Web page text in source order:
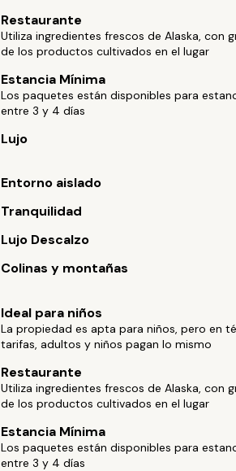
Restaurante
Utiliza ingredientes frescos de Alaska, con
de los productos cultivados en el lugar
Estancia Mínima
Los paquetes están disponibles para
entre 3 y 4 días
Lujo
Entorno aislado
Tranquilidad
Lujo Descalzo
Colinas y montañas
Ideal para niños
La propiedad es apta para niños, pero en
tarifas, adultos y niños pagan lo mismo
Restaurante
Utiliza ingredientes frescos de Alaska, con
de los productos cultivados en el lugar
Estancia Mínima
Los paquetes están disponibles para
entre 3 y 4 días